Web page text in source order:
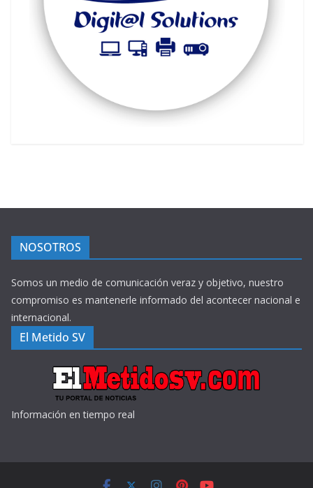
NOSOTROS
Somos un medio de comunicación veraz y objetivo, nuestro
compromiso es mantenerle informado del acontecer nacional e
internacional.
El Metido SV
Información en tiempo real